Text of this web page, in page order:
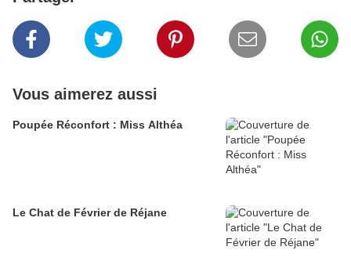
Vous aimerez aussi
Poupée Réconfort : Miss Althéa
Le Chat de Février de Réjane